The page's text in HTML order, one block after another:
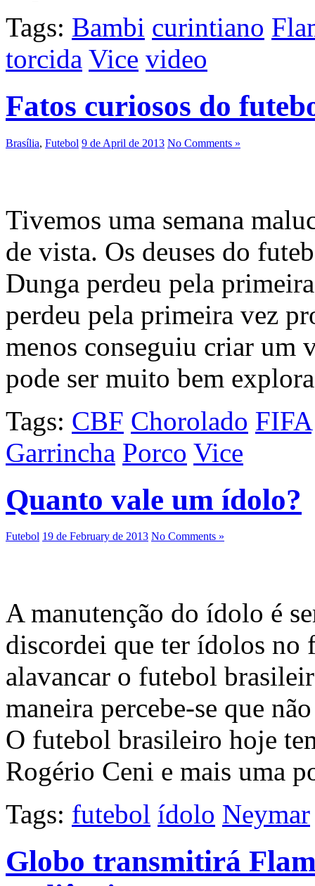
Tags: Bambi curintiano
torcida Vice video
Fatos curiosos do
Brasília, Futebol 9 de April de 2013 No Comments »
Tivemos uma semana
de vista. Os deuses do
Dunga perdeu pela
perdeu pela primeira vez
menos conseguiu criar um
pode ser muito bem
Tags: CBF Chorolado FIFA
Garrincha Porco Vice
Quanto vale um ídolo?
Futebol 19 de February de 2013 No Comments »
A manutenção do ídolo é
discordei que ter ídolos no
alavancar o futebol
maneira percebe-se que
O futebol brasileiro hoje
Rogério Ceni e mais uma
Tags: futebol ídolo Neymar
Globo transmitirá